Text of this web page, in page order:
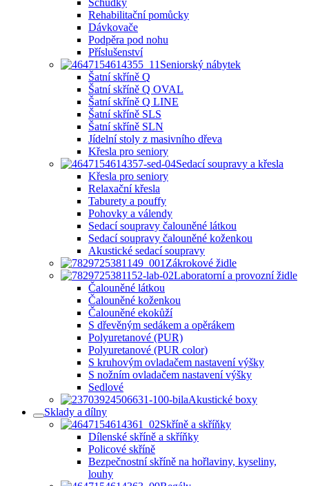
Schůdky
Rehabilitační pomůcky
Dávkovače
Podpěra pod nohu
Příslušenství
Seniorský nábytek
Šatní skříně Q
Šatní skříně Q OVAL
Šatní skříně Q LINE
Šatní skříně SLS
Šatní skříně SLN
Jídelní stoly z masivního dřeva
Křesla pro seniory
Sedací soupravy a křesla
Křesla pro seniory
Relaxační křesla
Taburety a pouffy
Pohovky a válendy
Sedací soupravy čalouněné látkou
Sedací soupravy čalouněné koženkou
Akustické sedací soupravy
Zákrokové židle
Laboratorní a provozní židle
Čalouněné látkou
Čalouněné koženkou
Čalouněné ekokůží
S dřevěným sedákem a opěrákem
Polyuretanové (PUR)
Polyuretanové (PUR color)
S kruhovým ovladačem nastavení výšky
S nožním ovladačem nastavení výšky
Sedlové
Akustické boxy
Sklady a dílny
Skříně a skříňky
Dílenské skříně a skříňky
Policové skříně
Bezpečnostní skříně na hořlaviny, kyseliny,
louhy